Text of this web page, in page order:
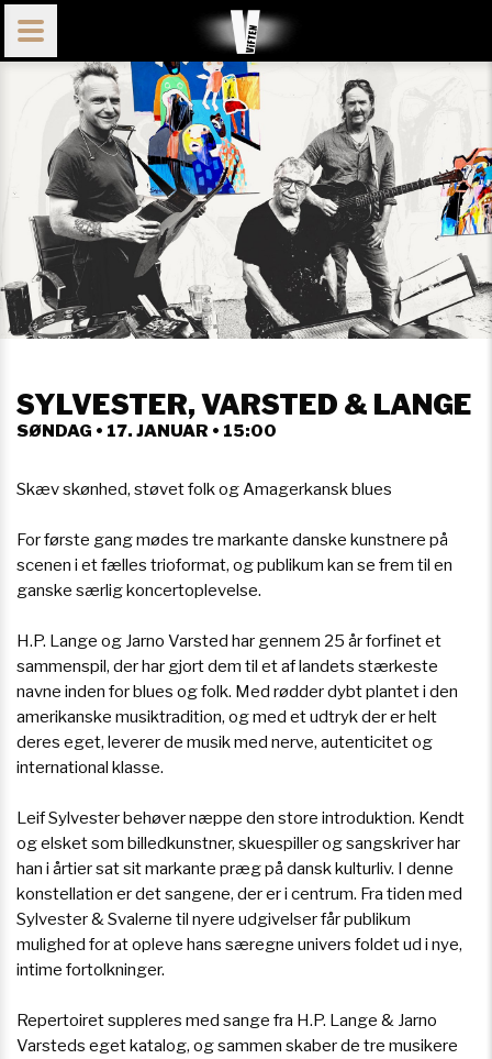
SYLVESTER, VARSTED & LANGE
SØNDAG • 17. JANUAR • 15:00
Skæv skønhed, støvet folk og Amagerkansk blues
For første gang mødes tre markante danske kunstnere på
scenen i et fælles trioformat, og publikum kan se frem til en
ganske særlig koncertoplevelse.
H.P. Lange og Jarno Varsted har gennem 25 år forfinet et
sammenspil, der har gjort dem til et af landets stærkeste
navne inden for blues og folk. Med rødder dybt plantet i den
amerikanske musiktradition, og med et udtryk der er helt
deres eget, leverer de musik med nerve, autenticitet og
international klasse.
Leif Sylvester behøver næppe den store introduktion. Kendt
og elsket som billedkunstner, skuespiller og sangskriver har
han i årtier sat sit markante præg på dansk kulturliv. I denne
konstellation er det sangene, der er i centrum. Fra tiden med
Sylvester & Svalerne til nyere udgivelser får publikum
mulighed for at opleve hans særegne univers foldet ud i nye,
intime fortolkninger.
Repertoiret suppleres med sange fra H.P. Lange & Jarno
Varsteds eget katalog, og sammen skaber de tre musikere